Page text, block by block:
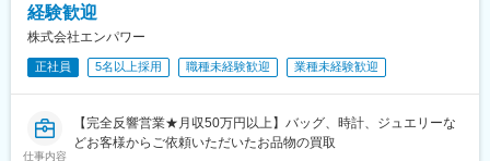
駅、中央林間駅、伊勢原駅、海老名駅(相模線)、相武台前駅、大雄
山駅、高座渋谷駅、相模金子駅、湯河原駅、京急鶴見駅、杉田駅
駅、社家駅、大和駅(神奈川県)、厚木駅、座間駅、かしわ台駅、二
新宿駅、西早稲田駅、春日駅(東京都)、上野広小路駅、とうきょう
スカイツリー駅、国際展示場駅、亀戸水神駅、五反田駅、九品仏
経験歓迎
株式会社エンパワー
正社員 5名以上採用 職種未経験歓迎 業種未経験歓迎
仕事内容
【完全反響営業★月収50万円以上】バッグ、時計、ジュエリーな
どお客様からご依頼いただいたお品物の買取